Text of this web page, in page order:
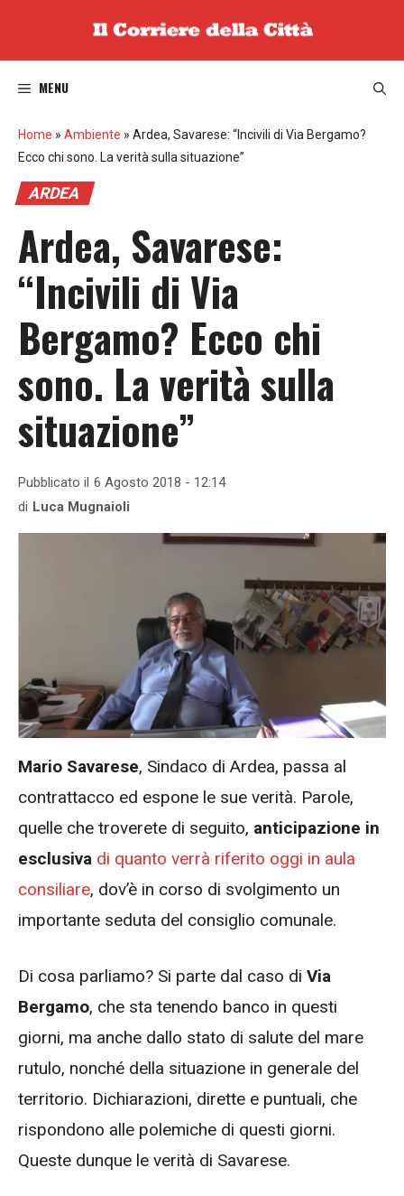
MENU
Home » Ambiente » Ardea, Savarese: “Incivili di Via Bergamo?
Ecco chi sono. La verità sulla situazione”
ARDEA
Ardea, Savarese:
“Incivili di Via
Bergamo? Ecco chi
sono. La verità sulla
situazione”
Pubblicato il 6 Agosto 2018 - 12:14
di Luca Mugnaioli
Mario Savarese, Sindaco di Ardea, passa al
contrattacco ed espone le sue verità. Parole,
quelle che troverete di seguito, anticipazione in
esclusiva di quanto verrà riferito oggi in aula
consiliare, dov’è in corso di svolgimento un
importante seduta del consiglio comunale.
Di cosa parliamo? Si parte dal caso di Via
Bergamo, che sta tenendo banco in questi
giorni, ma anche dallo stato di salute del mare
rutulo, nonché della situazione in generale del
territorio. Dichiarazioni, dirette e puntuali, che
rispondono alle polemiche di questi giorni.
Queste dunque le verità di Savarese.